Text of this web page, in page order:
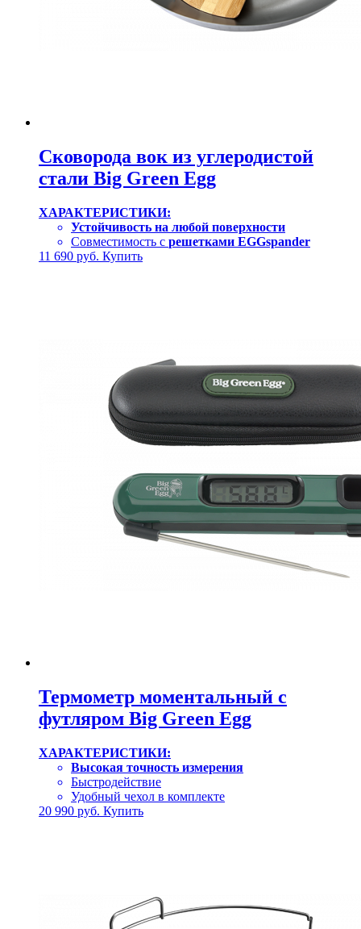
Сковорода вок из углеродистой
стали Big Green Egg
ХАРАКТЕРИСТИКИ:
Устойчивость на любой поверхности
Совместимость с решетками EGGspander
11 690 руб. Купить
Термометр моментальный с
футляром Big Green Egg
ХАРАКТЕРИСТИКИ:
Высокая точность измерения
Быстродействие
Удобный чехол в комплекте
20 990 руб. Купить